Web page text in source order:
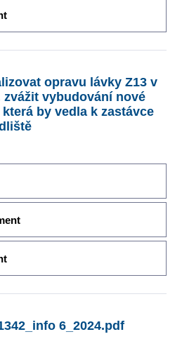
opravu lávky Z13 v
zvážit vybudování nové
by vedla k zastávce
6_2024.pdf